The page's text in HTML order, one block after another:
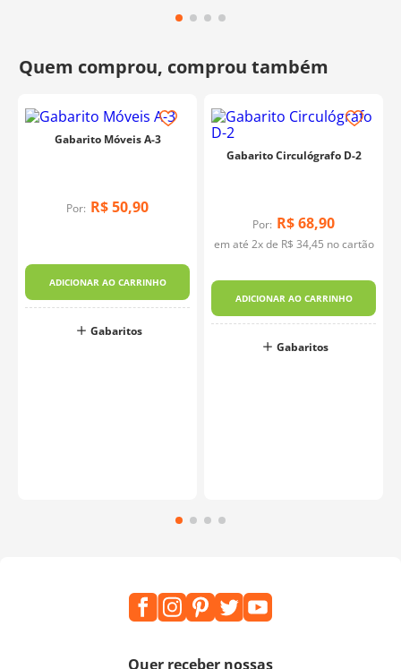
Gabarito Móveis A-3
Por: R$50,90
ADICIONAR AO CARRINHO
Gabaritos
Gabarito Circulógrafo D-2
Por: R$68,90
em até 2x de R$ 34,45 no cartão
ADICIONAR AO CARRINHO
Gabaritos
Quer receber nossas